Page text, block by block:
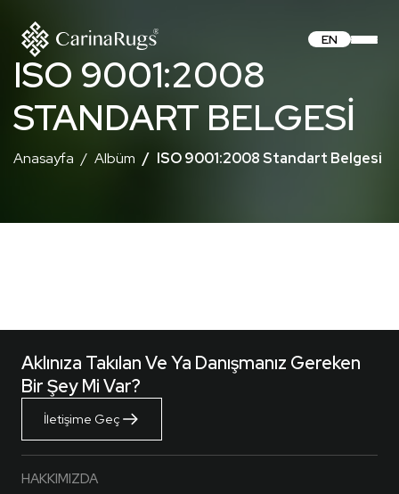
EN
ISO 9001:2008
STANDART BELGESI
Anasayfa Albüm ISO 9001:2008 Standart Belgesi
Aklınıza Takılan Ve Ya Danışmanız Gereken
Bir Şey Mi Var?
İletişime Geç
HAKKIMIZDA